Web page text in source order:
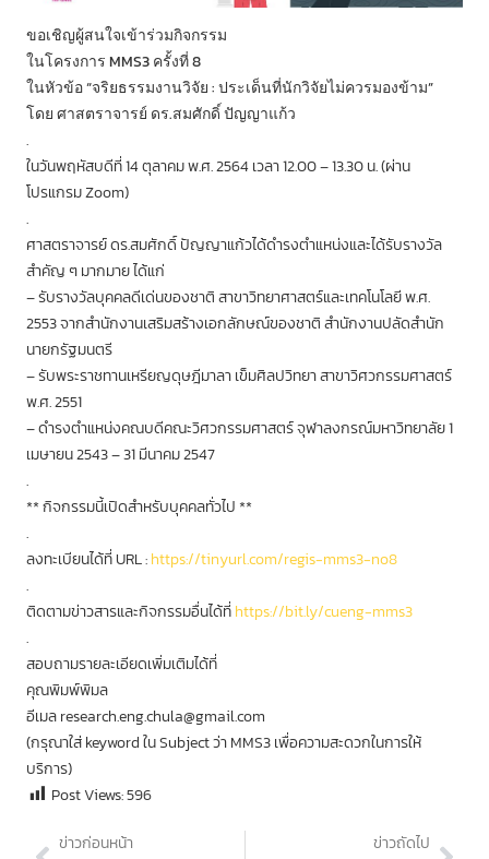
ขอเชิญผู้สนใจเข้าร่วมกิจกรรม
ในโครงการ MMS3 ครั้งที่ 8
ในหัวข้อ “จริยธรรมงานวิจัย : ประเด็นที่นักวิจัยไม่ควรมองข้าม”
โดย ศาสตราจารย์ ดร.สมศักดิ์ ปัญญาแก้ว
.
ในวันพฤหัสบดีที่ 14 ตุลาคม พ.ศ. 2564 เวลา 12.00 – 13.30 น. (ผ่าน
โปรแกรม Zoom)
.
ศาสตราจารย์ ดร.สมศักดิ์ ปัญญาแก้วได้ดำรงตำแหน่งและได้รับรางวัล
สำคัญ ๆ มากมาย ได้แก่
– รับรางวัลบุคคลดีเด่นของชาติ สาขาวิทยาศาสตร์และเทคโนโลยี พ.ศ.
2553 จากสำนักงานเสริมสร้างเอกลักษณ์ของชาติ สำนักงานปลัดสำนัก
นายกรัฐมนตรี
– รับพระราชทานเหรียญดุษฎีมาลา เข็มศิลปวิทยา สาขาวิศวกรรมศาสตร์
พ.ศ. 2551
– ดำรงตำแหน่งคณบดีคณะวิศวกรรมศาสตร์ จุฬาลงกรณ์มหาวิทยาลัย 1
เมษายน 2543 – 31 มีนาคม 2547
.
** กิจกรรมนี้เปิดสำหรับบุคคลทั่วไป **
.
ลงทะเบียนได้ที่ URL :https://tinyurl.com/regis-mms3-no8
.
ติดตามข่าวสารและกิจกรรมอื่นได้ที่https://bit.ly/cueng-mms3
.
สอบถามรายละเอียดเพิ่มเติมได้ที่
คุณพิมพ์พิมล
อีเมล research.eng.chula@gmail.com
(กรุณาใส่ keyword ใน Subject ว่า MMS3 เพื่อความสะดวกในการให้
บริการ)
Post Views:596
ข่าวก่อนหน้า ข่าวถัดไป